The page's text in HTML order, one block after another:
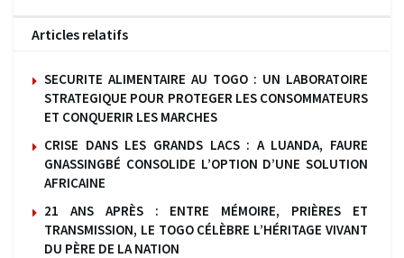
Articles relatifs
SECURITE ALIMENTAIRE AU TOGO : UN LABORATOIRE
STRATEGIQUE POUR PROTEGER LES CONSOMMATEURS
ET CONQUERIR LES MARCHES
CRISE DANS LES GRANDS LACS : A LUANDA, FAURE
GNASSINGBÉ CONSOLIDE L’OPTION D’UNE SOLUTION
AFRICAINE
21 ANS APRÈS : ENTRE MÉMOIRE, PRIÈRES ET
TRANSMISSION, LE TOGO CÉLÈBRE L’HÉRITAGE VIVANT
DU PÈRE DE LA NATION